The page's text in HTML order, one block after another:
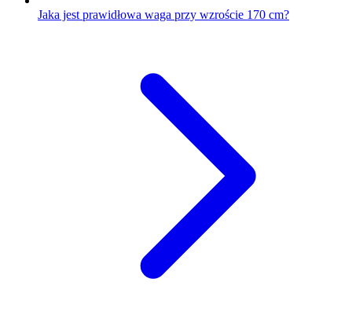
Jaka jest prawidłowa waga przy wzroście 170 cm?